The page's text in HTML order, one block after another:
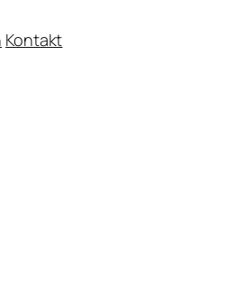
Kontakt